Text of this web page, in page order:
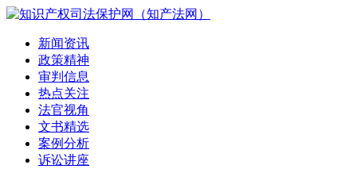
新闻资讯
政策精神
审判信息
热点关注
法官视角
文书精选
案例分析
诉讼讲座